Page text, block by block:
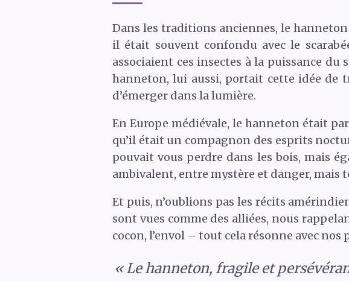
Dans les traditions anciennes, le
il était souvent confondu avec le
associaient ces insectes à la puissance
hanneton, lui aussi, portait cette idée de
d’émerger dans la lumière.
En Europe médiévale, le hanneton était
qu’il était un compagnon des esprits
pouvait vous perdre dans les bois, mais
ambivalent, entre mystère et danger, mais
Et puis, n’oublions pas les récits
sont vues comme des alliées, nous
cocon, l’envol – tout cela résonne avec
« Le hanneton, fragile et